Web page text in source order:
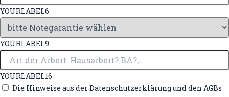
YOURLABEL6
YOURLABEL9
YOURLABEL16
Die Hinweise aus der Datenschutzerklärung und den AGBs